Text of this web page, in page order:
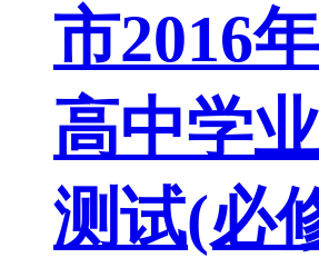
市2016
高中学
测试(必